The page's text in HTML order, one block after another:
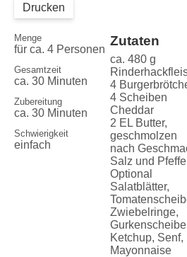
Drucken
Menge
für ca. 4 Personen
Gesamtzeit
ca. 30 Minuten
Zubereitung
ca. 30 Minuten
Schwierigkeit
einfach
Zutaten
ca. 480 g
4
4 Scheiben
Cheddar
2 EL Butter,
geschmolzen
nach
Salz und
Optional
Salatblätter,
Zwiebelringe,
Ketchup, Senf,
Mayonnaise